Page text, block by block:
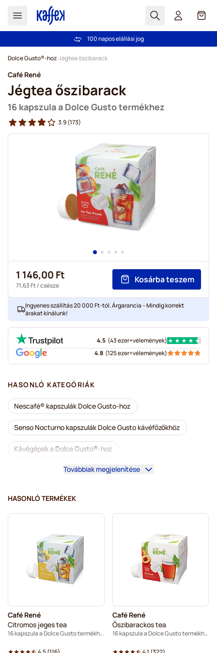
Search Cart
Ingyenes szállítás 20 000 Ft-tól
100 napos elállási jog
Dolce Gusto®-hoz Jégtea őszibarack
Café René
Jégtea őszibarack
16 kapszula a Dolce Gusto termékhez
3.9(173)
1 146,00 Ft
71,63 Ft/ csésze
Kosárba teszem
Ingyenes szállítás 20 000 Ft-tól. Árgarancia – Mindig korrekt
árakat kínálunk!
4.5 (43 ezer+vélemények)
4.8 (125 ezer+vélemények)
HASONLÓ KATEGÓRIÁK
Nescafé® kapszulák Dolce Gusto-hoz
Senso Nocturno kapszulák Dolce Gusto kávéfőzőkhöz
Kávégépek a Dolce Gusto®-hoz
Tartozékok a Dolce Gusto®-hoz
Vízkőoldás és tisztítás Dolce Gusto-hoz
Segafredo kapszulák Dolce Gusto kávéfőzőkhöz
Café René kapszulák Dolce Gusto kávéfőzőkhöz
Caffè Borbone kapszulák Dolce Gusto kávéfőzőkhöz
Kapszulák Dolce Gusto®-hoz
Továbbiak megjelenítése
HASONLÓ TERMÉKEK
Café René
Citromos jeges tea
16 kapszula a Dolce Gusto termékhez
Café René
Őszibarackos tea
16 kapszula a Dolce Gusto termékhez